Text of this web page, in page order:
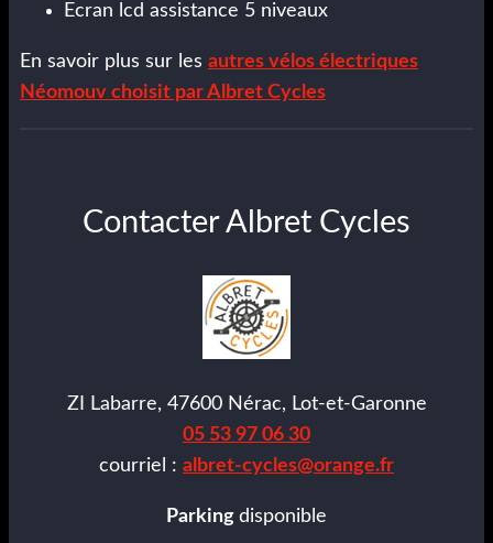
Ecran lcd assistance 5 niveaux
En savoir plus sur les autres vélos électriques
Néomouv choisit par Albret Cycles
Contacter Albret Cycles
ZI Labarre, 47600 Nérac, Lot-et-Garonne
05 53 97 06 30
courriel : albret-cycles@orange.fr
Parking disponible